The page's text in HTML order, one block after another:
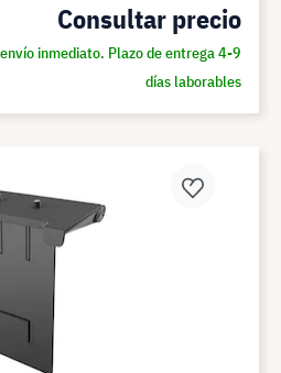
Consultar precio
inmediato. Plazo de entrega 4-9
días laborables